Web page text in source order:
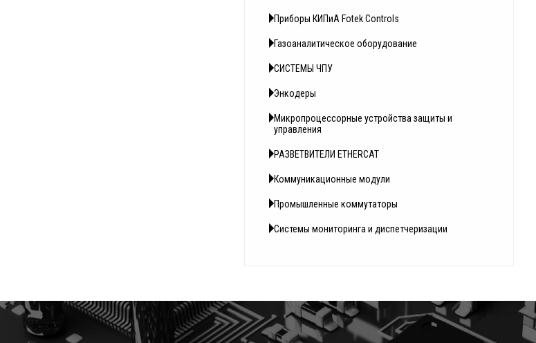
Приборы КИПиА Fotek Controls
Газоаналитическое оборудование
СИСТЕМЫ ЧПУ
Энкодеры
Микропроцессорные устройства защиты и
управления
РАЗВЕТВИТЕЛИ ETHERCAT
Коммуникационные модули
Промышленные коммутаторы
Системы мониторинга и диспетчеризации